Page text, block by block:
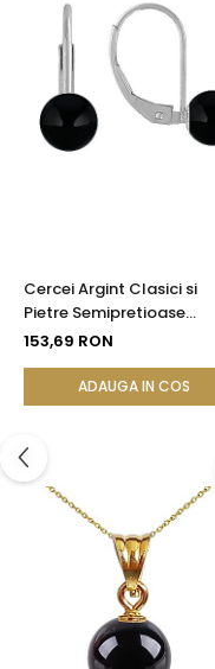
Cercei Argint Clasici si
Pietre Semipretioase
Naturale de Onix de 8 mm
153,69 RON
ADAUGA IN COS